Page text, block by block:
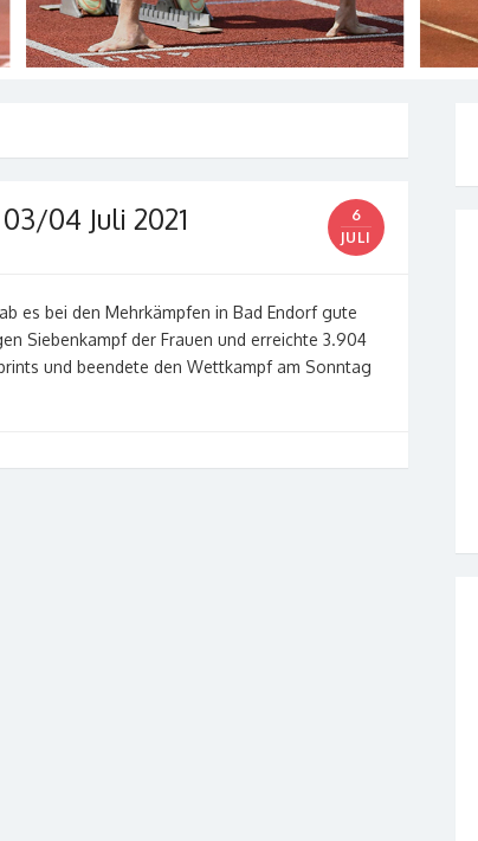
04 Juli 2021
6
JULI
es bei den Mehrkämpfen in Bad Endorf gute
Siebenkampf der Frauen und erreichte 3.904
und beendete den Wettkampf am Sonntag